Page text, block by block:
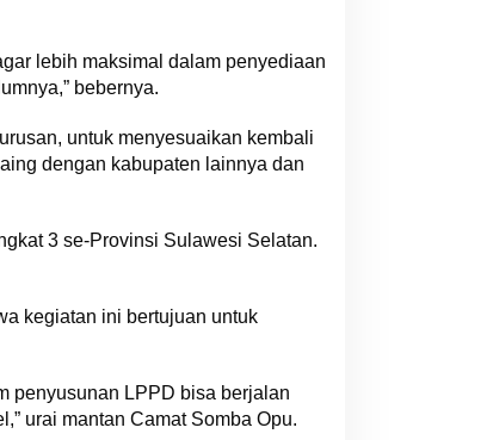
lebih maksimal dalam penyediaan
bebernya.
untuk menyesuaikan kembali
dengan kabupaten lainnya dan
3 se-Provinsi Sulawesi Selatan.
kegiatan ini bertujuan untuk
penyusunan LPPD bisa berjalan
urai mantan Camat Somba Opu.